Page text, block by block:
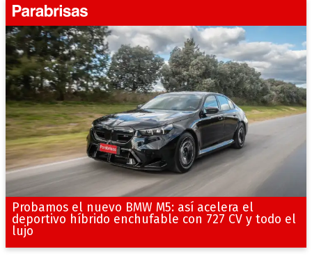
Probamos el nuevo BMW M5: así acelera el
deportivo híbrido enchufable con 727 CV y todo el
lujo